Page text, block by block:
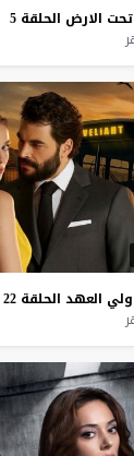
تحت الارض الحلقة 5
ولي العهد الحلقة 22